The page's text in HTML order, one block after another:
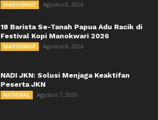
MANOKWARI Agustus 8, 2026
18 Barista Se-Tanah Papua Adu Racik di
Festival Kopi Manokwari 2026
MANOKWARI Agustus 8, 2026
NADI JKN: Solusi Menjaga Keaktifan
Peserta JKN
NASIONAL Agustus 7, 2026